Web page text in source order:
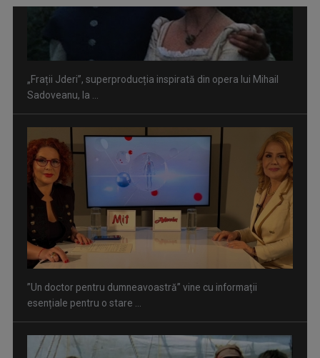
”Un doctor pentru dumneavoastră” vine cu informații
esențiale pentru o stare ...